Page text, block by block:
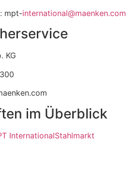
mpt-international@maenken.com
KG
im Überblick
InternationalStahlmarkt